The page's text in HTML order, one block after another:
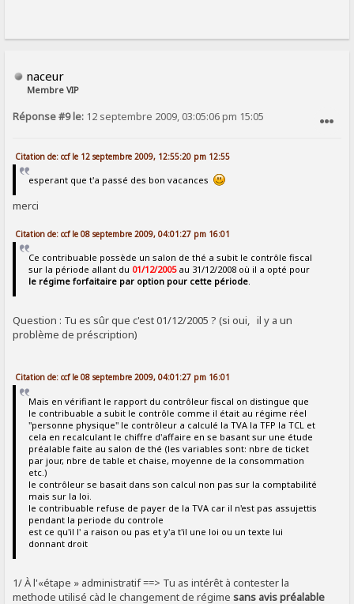
naceur
Membre VIP
Réponse #9 le: 12 septembre 2009, 03:05:06 pm 15:05
Citation de: ccf le 12 septembre 2009, 12:55:20 pm 12:55
esperant que t'a passé des bon vacances
merci
Citation de: ccf le 08 septembre 2009, 04:01:27 pm 16:01
Ce contribuable possède un salon de thé a subit le contrôle fiscal
sur la période allant du 01/12/2005 au 31/12/2008 où il a opté pour
le régime forfaitaire par option pour cette période.
Question : Tu es sûr que c'est 01/12/2005 ? (si oui, il y a un
problème de préscription)
Citation de: ccf le 08 septembre 2009, 04:01:27 pm 16:01
Mais en vérifiant le rapport du contrôleur fiscal on distingue que
le contribuable a subit le contrôle comme il était au régime réel
"personne physique" le contrôleur a calculé la TVA la TFP la TCL et
cela en recalculant le chiffre d'affaire en se basant sur une étude
préalable faite au salon de thé (les variables sont: nbre de ticket
par jour, nbre de table et chaise, moyenne de la consommation
etc.)
le contrôleur se basait dans son calcul non pas sur la comptabilité
mais sur la loi.
le contribuable refuse de payer de la TVA car il n'est pas assujettis
pendant la periode du controle
est ce qu'il l' a raison ou pas et y'a t'il une loi ou un texte lui
donnant droit
1/ À l'«étape » administratif ==> Tu as intérêt à contester la
methode utilisé càd le changement de régimesans avis préalable